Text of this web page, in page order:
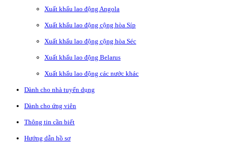
Xuất khẩu lao động Angola
Xuất khẩu lao động cộng hòa Síp
Xuất khẩu lao động cộng hòa Séc
Xuất khẩu lao động Belarus
Xuất khẩu lao động các nước khác
Dành cho nhà tuyển dụng
Dành cho ứng viên
Thông tin cần biết
Hướng dẫn hồ sơ